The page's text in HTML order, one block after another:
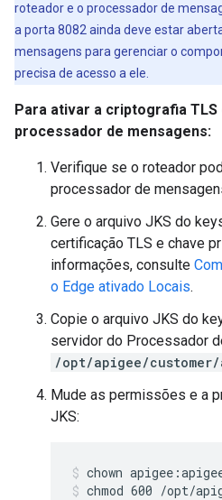
roteador e o processador de
a porta 8082 ainda deve estar
mensagens para gerenciar o
precisa de acesso a ele.
Para ativar a criptografia
processador de mensagens:
Verifique se o roteador
processador de
Gere o arquivo JKS do
certificação TLS e chave
informações, consulte
o Edge ativado Locais.
Copie o arquivo JKS do
servidor do Processador
/opt/apigee/
Mude as permissões e a
JKS:
chmod 600 /opt/